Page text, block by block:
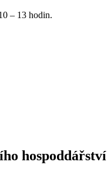
– 13 hodin.
hospoddářství